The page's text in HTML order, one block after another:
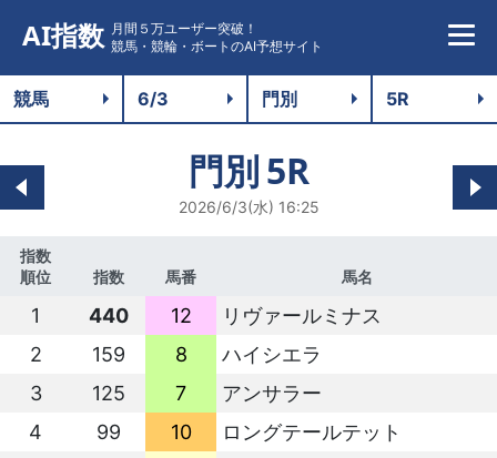
AI指数 月間５万ユーザー突破！
競馬・競輪・ボートのAI予想サイト
門別5R
2026/6/3(水) 16:25
指数
順位
指数 馬番 馬名
1 440 12
リヴァールミナス
2
159 8
ハイシエラ
3
125 7
アンサラー
4
99 10
ロングテールテット